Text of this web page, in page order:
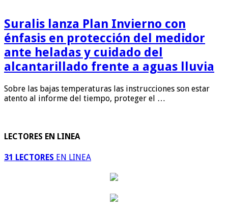
Suralis lanza Plan Invierno con
énfasis en protección del medidor
ante heladas y cuidado del
alcantarillado frente a aguas lluvia
Sobre las bajas temperaturas las instrucciones son estar
atento al informe del tiempo, proteger el …
LECTORES EN LINEA
31 LECTORES EN LINEA